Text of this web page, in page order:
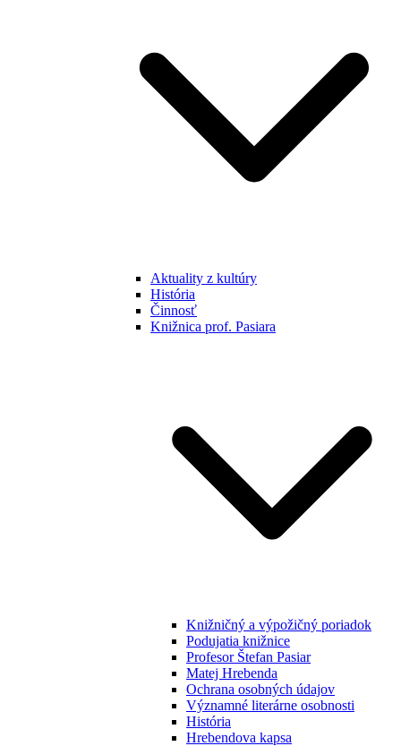
Aktuality z kultúry
História
Činnosť
Knižnica prof. Pasiara
Knižničný a výpožičný poriadok
Podujatia knižnice
Profesor Štefan Pasiar
Matej Hrebenda
Ochrana osobných údajov
Významné literárne osobnosti
História
Hrebendova kapsa